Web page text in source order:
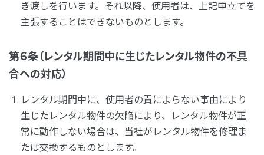
き渡しを行います。それ以降、使用者は、上記申立てを
主張することはできないものとします。
第６条（レンタル期間中に生じたレンタル物件の不具
合への対応）
レンタル期間中に、使用者の責によらない事由により
生じたレンタル物件の欠陥により、レンタル物件が正
常に動作しない場合は、当社がレンタル物件を修理ま
たは交換するものとします。